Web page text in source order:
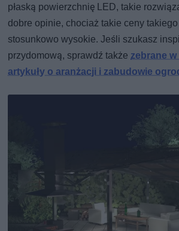
płaską powierzchnię LED, takie
dobre opinie, chociaż takie ceny
stosunkowo wysokie. Jeśli szukasz
przydomową, sprawdź także zebrane
artykuły o aranżacji i zabudowie